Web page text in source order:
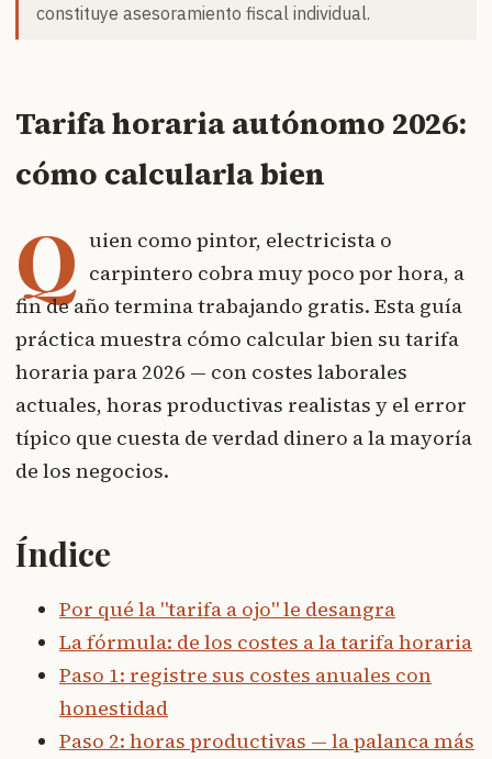
constituye asesoramiento fiscal individual.
Tarifa horaria autónomo 2026:
cómo calcularla bien
Q uien como pintor, electricista o
carpintero cobra muy poco por hora, a
fin de año termina trabajando gratis. Esta guía
práctica muestra cómo calcular bien su tarifa
horaria para 2026 — con costes laborales
actuales, horas productivas realistas y el error
típico que cuesta de verdad dinero a la mayoría
de los negocios.
Índice
Por qué la "tarifa a ojo" le desangra
La fórmula: de los costes a la tarifa horaria
Paso 1: registre sus costes anuales con
honestidad
Paso 2: horas productivas — la palanca más